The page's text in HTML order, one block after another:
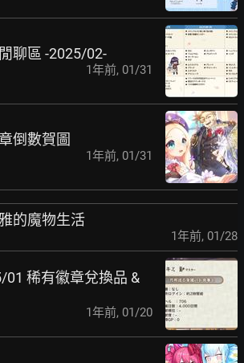
聊區 -2025/02-
1年前, 01/31
倒數賀圖
1年前, 01/31
的魔物生活
1年前, 01/28
01 稀有徽章兌換品 &
1年前, 01/20